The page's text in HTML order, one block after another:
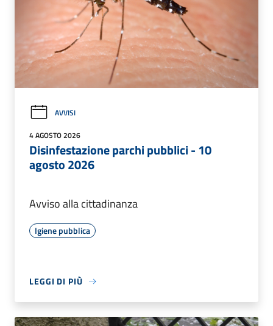
AVVISI
4 AGOSTO 2026
Disinfestazione parchi pubblici - 10
agosto 2026
Avviso alla cittadinanza
Igiene pubblica
LEGGI DI PIÙ